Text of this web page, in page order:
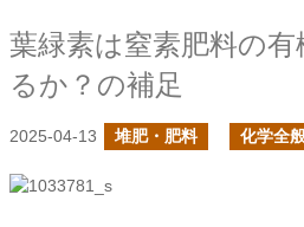
葉緑素は窒素肥料の
るか？の補足
2025-04-13 堆肥・肥料 化学全